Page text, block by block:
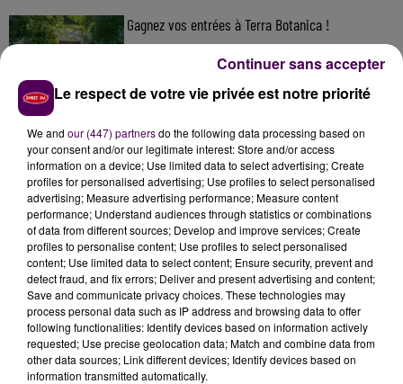
Gagnez vos entrées à Terra Botanica !
Kids !
Deux rixes en trois semaines : le préfet ordonne
la fermeture d'une...
DERNIERS TITRES
Le respect de votre vie privée est notre priorité
We and our (447) partnersdo the following data processing based on
your consent and/or our legitimate interest: Store and/or access
information on a device; Use limited data to select advertising; Create
profiles for personalised advertising; Use profiles to select personalised
advertising; Measure advertising performance; Measure content
performance; Understand audiences through statistics or combinations
of data from different sources; Develop and improve services; Create
profiles to personalise content; Use profiles to select personalised
content; Use limited data to select content; Ensure security, prevent and
detect fraud, and fix errors; Deliver and present advertising and content;
Save and communicate privacy choices. These technologies may
process personal data such as IP address and browsing data to offer
following functionalities: Identify devices based on information actively
requested; Use precise geolocation data; Match and combine data from
other data sources; Link different devices; Identify devices based on
information transmitted automatically.
Continuer sans accepter